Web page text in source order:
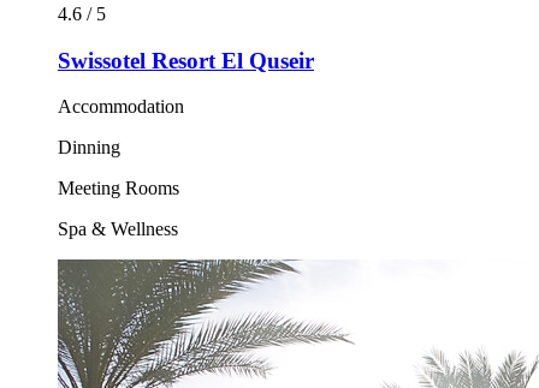
4.6 / 5
Swissotel Resort El Quseir
Accommodation
Dinning
Meeting Rooms
Spa & Wellness